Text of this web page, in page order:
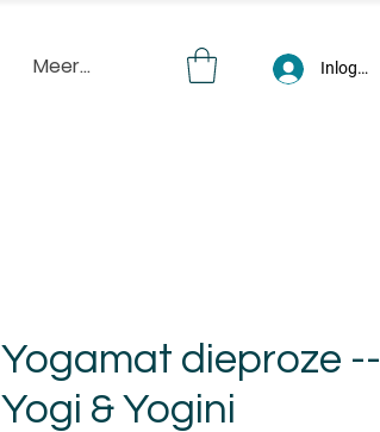
Meer... Inloggen
Yogamat dieproze --
Yogi & Yogini